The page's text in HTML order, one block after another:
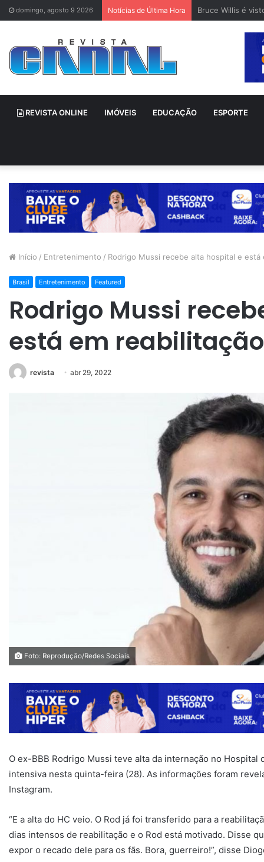
domingo, agosto 9 2026 Notícias de Última Hora Bruce Willis é
REVISTA ONLINE IMÓVEIS EDUCAÇÃO ESPORTE
Início / Entretenimento / Rodrigo Mussi recebe alta hospital e está
Brasil Entretenimento Featured
Rodrigo Mussi
está em
revista abr 29, 2022
Foto: Reprodução/Redes Sociais
O ex-BBB Rodrigo Mussi teve alta da internação no
intensiva nesta quinta-feira (28). As informações foram
Instagram.
“E a alta do HC veio. O Rod já foi transferido para a
dias intensos de reabilitação e o Rod está motivado. Disse
expor o recado dele para os fãs. Bora, guerreiro!”, disse